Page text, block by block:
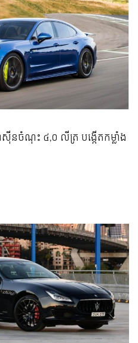
ស៊ីន​ចំណុះ ៤,០ លីត្រ បង្កើត​កម្លាំង​